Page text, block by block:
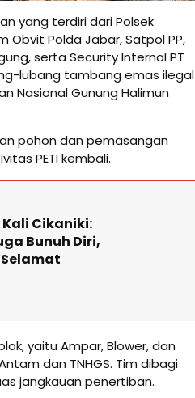
yang terdiri dari Polsek
Obvit Polda Jabar, Satpol PP,
serta Security Internal PT
lubang tambang emas ilegal
Nasional Gunung Halimun
pohon dan pemasangan
PETI kembali.
Cikaniki:
Bunuh Diri,
yaitu Ampar, Blower, dan
dan TNHGS. Tim dibagi
jangkauan penertiban.